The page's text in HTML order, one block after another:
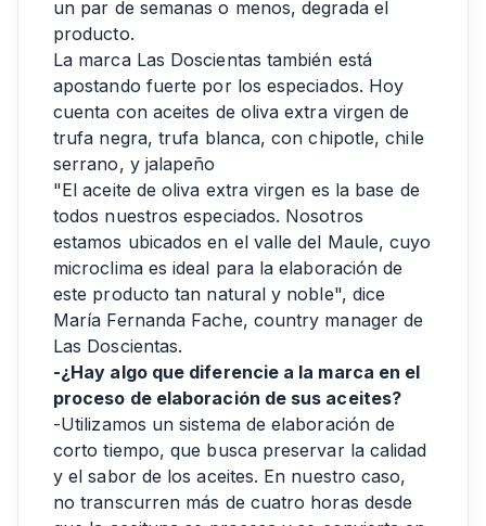
un par de semanas o menos, degrada el
producto.
La marca Las Doscientas también está
apostando fuerte por los especiados. Hoy
cuenta con aceites de oliva extra virgen de
trufa negra, trufa blanca, con chipotle, chile
serrano, y jalapeño
"El aceite de oliva extra virgen es la base de
todos nuestros especiados. Nosotros
estamos ubicados en el valle del Maule, cuyo
microclima es ideal para la elaboración de
este producto tan natural y noble", dice
María Fernanda Fache, country manager de
Las Doscientas.
-¿Hay algo que diferencie a la marca en el
proceso de elaboración de sus aceites?
-Utilizamos un sistema de elaboración de
corto tiempo, que busca preservar la calidad
y el sabor de los aceites. En nuestro caso,
no transcurren más de cuatro horas desde